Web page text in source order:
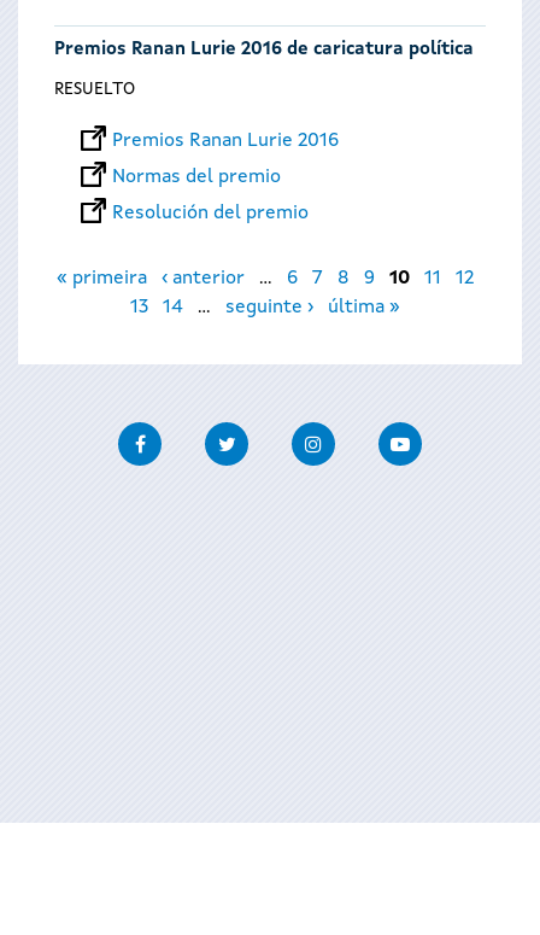
Premios Ranan Lurie 2016 de caricatura política
RESUELTO
Premios Ranan Lurie 2016
Normas del premio
Resolución del premio
Páginas
« primeira ‹ anterior … 6 7 8 9 10 11
12
13
14 … seguinte › última »
FacebookTwitter InstagramYoutube